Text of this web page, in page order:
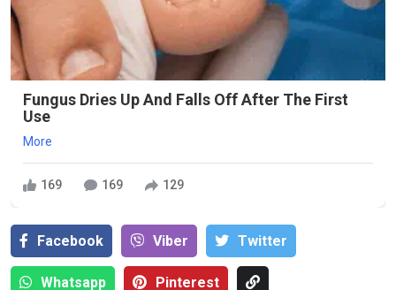
Fungus Dries Up And Falls Off After The First
Use
More
169 169 129
Facebook Viber Тwitter
Whatsapp Pinterest